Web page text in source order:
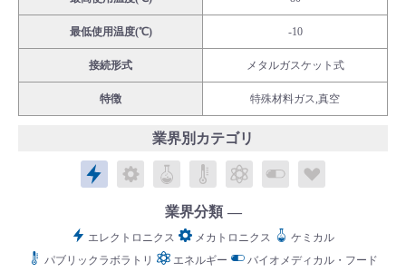
Language：日本語／English
mailお問い合わせ
最低使用温度(℃) -10
接続形式 メタルガスケット式
特徴 特殊材料ガス,真空
業界別カテゴリ
エレクトロニクス
メカトロニクス
ケミカルパブリックラボラトリ
エネルギーバイオメディカ
業界分類
エレクトロニクス メカトロニクス
ケミカル
パブリックラボラトリ
エネルギー
バイオメディカル・フード